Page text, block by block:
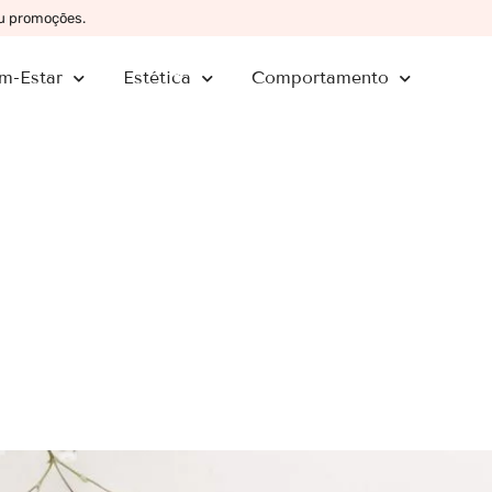
promoções.
Estar Estética Comportamento